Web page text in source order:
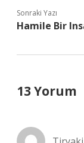
Sonraki Yazı
Hamile Bir
13 Yorum